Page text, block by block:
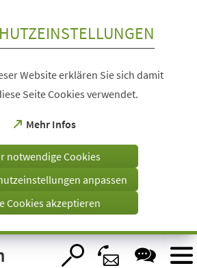
Website erklären Sie sich damit
Seite Cookies verwendet.
Mehr Infos
(Öffnet
einem
Tab)
notwendige Cookies
anpassen
Cookies akzeptieren